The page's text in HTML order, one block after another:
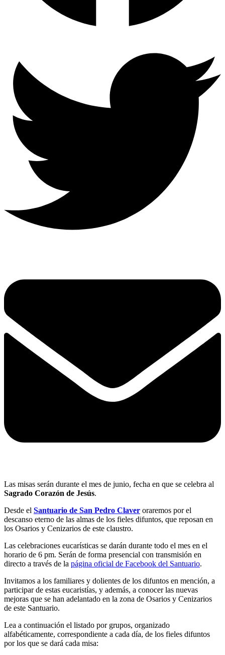
Las misas serán durante el mes de junio, fecha en que se celebra al
Sagrado Corazón de Jesús.
Desde el Santuario de San Pedro Claver oraremos por el
descanso eterno de las almas de los fieles difuntos, que reposan en
los Osarios y Cenizarios de este claustro.
Las celebraciones eucarísticas se darán durante todo el mes en el
horario de 6 pm. Serán de forma presencial con transmisión en
directo a través de la página oficial de Facebook del Santuario.
Invitamos a los familiares y dolientes de los difuntos en mención, a
participar de estas eucaristías, y además, a conocer las nuevas
mejoras que se han adelantado en la zona de Osarios y Cenizarios
de este Santuario.
Lea a continuación el listado por grupos, organizado
alfabéticamente, correspondiente a cada día, de los fieles difuntos
por los que se dará cada misa: